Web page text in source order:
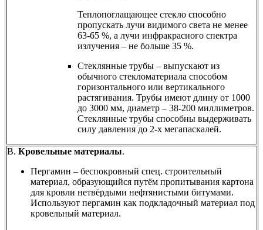
Теплопоглащающее стекло способно
пропускать лучи видимого света не менее
63-65 %, а лучи инфракрасного спектра
излучения – не больше 35 %.
Cтеклянные трубы – выпускают из
обычного стекломатериала способом
горизонтального или вертикального
растягивания. Трубы имеют длину от 1000
до 3000 мм, диаметр – 38-200 миллиметров.
Стеклянные трубы способны выдерживать
силу давления до 2-х мегапаскалей.
В. Кровельные материалы.
Пергамин – беспокровный спец. строительный
материал, образующийся путём пропитывания картона
для кровли нетвёрдыми нефтянистыми битумами.
Используют пергамин как подкладочный материал под
кровельный материал.